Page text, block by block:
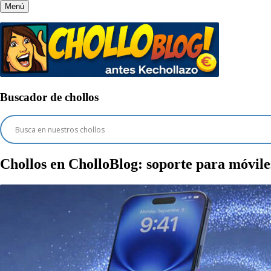
Menú
Buscador de chollos
Chollos en CholloBlog: soporte para